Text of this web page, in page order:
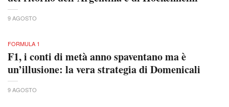
9 AGOSTO
FORMULA 1
F1, i conti di metà anno spaventano ma è
un’illusione: la vera strategia di Domenicali
9 AGOSTO